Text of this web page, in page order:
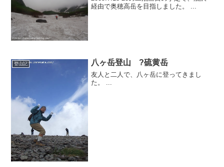
経由で奥穂高岳を目指しました。 ...
登山記 八ヶ岳登山 ?硫黄岳
友人と二人で、八ヶ岳に登ってきまし
た。 ...